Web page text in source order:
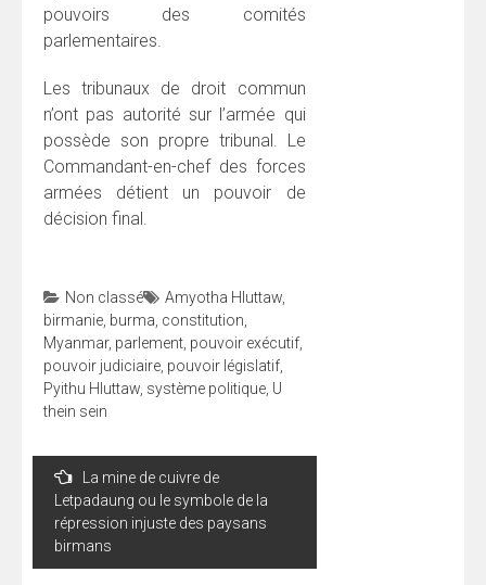
pouvoirs des comités
parlementaires.
Les tribunaux de droit commun
n’ont pas autorité sur l’armée qui
possède son propre tribunal. Le
Commandant-en-chef des forces
armées détient un pouvoir de
décision final.
Non classé Amyotha Hluttaw
birmanie burma constitution
Myanmar, parlement pouvoir exécutif
pouvoir judiciaire pouvoir législatif
Pyithu Hluttaw système politique U
thein sein
Navigation
l’article
La mine de cuivre de
Letpadaung ou le symbole de la
répression injuste des paysans
birmans